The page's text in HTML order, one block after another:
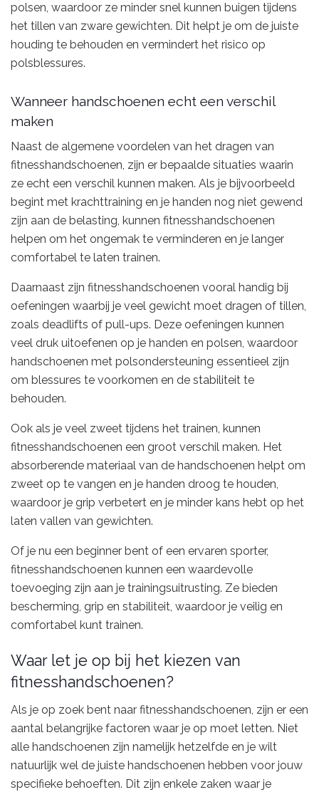
polsen, waardoor ze minder snel kunnen buigen tijdens
het tillen van zware gewichten. Dit helpt je om de juiste
houding te behouden en vermindert het risico op
polsblessures.
Wanneer handschoenen echt een verschil
maken
Naast de algemene voordelen van het dragen van
fitnesshandschoenen, zijn er bepaalde situaties waarin
ze echt een verschil kunnen maken. Als je bijvoorbeeld
begint met krachttraining en je handen nog niet gewend
zijn aan de belasting, kunnen fitnesshandschoenen
helpen om het ongemak te verminderen en je langer
comfortabel te laten trainen.
Daarnaast zijn fitnesshandschoenen vooral handig bij
oefeningen waarbij je veel gewicht moet dragen of tillen,
zoals deadlifts of pull-ups. Deze oefeningen kunnen
veel druk uitoefenen op je handen en polsen, waardoor
handschoenen met polsondersteuning essentieel zijn
om blessures te voorkomen en de stabiliteit te
behouden.
Ook als je veel zweet tijdens het trainen, kunnen
fitnesshandschoenen een groot verschil maken. Het
absorberende materiaal van de handschoenen helpt om
zweet op te vangen en je handen droog te houden,
waardoor je grip verbetert en je minder kans hebt op het
laten vallen van gewichten.
Of je nu een beginner bent of een ervaren sporter,
fitnesshandschoenen kunnen een waardevolle
toevoeging zijn aan je trainingsuitrusting. Ze bieden
bescherming, grip en stabiliteit, waardoor je veilig en
comfortabel kunt trainen.
Waar let je op bij het kiezen van
fitnesshandschoenen?
Als je op zoek bent naar fitnesshandschoenen, zijn er een
aantal belangrijke factoren waar je op moet letten. Niet
alle handschoenen zijn namelijk hetzelfde en je wilt
natuurlijk wel de juiste handschoenen hebben voor jouw
specifieke behoeften. Dit zijn enkele zaken waar je